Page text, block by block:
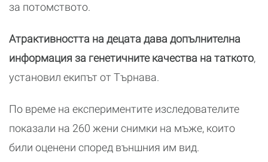
за потомството.
Атрактивността на децата дава допълнителна
информация за генетичните качества на таткото,
установил екипът от Търнава.
По време на експериментите изследователите
показали на 260 жени снимки на мъже, които
били оценени според външния им вид.